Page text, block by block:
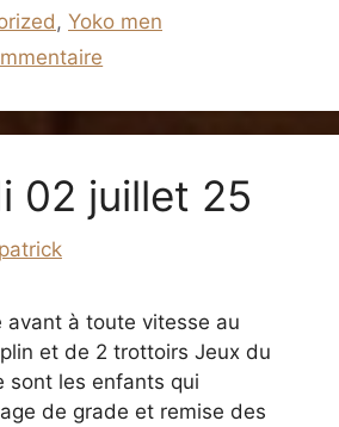
, Yoko men
02 juillet 25
patrick
avant à toute vitesse au
et de 2 trottoirs Jeux du
sont les enfants qui
de grade et remise des